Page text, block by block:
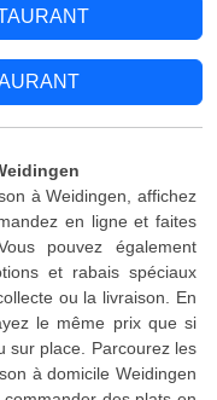
à Weidingen, affichez
en ligne et faites
pouvez également
et rabais spéciaux
ou la livraison. En
le même prix que si
sur place. Parcourez les
à domicile Weidingen